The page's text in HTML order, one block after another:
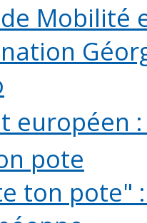
Mobilité
européen
pote
ton pote"